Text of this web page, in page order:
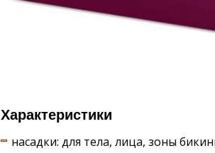
Характеристики
насадки: для тела, лица, зоны